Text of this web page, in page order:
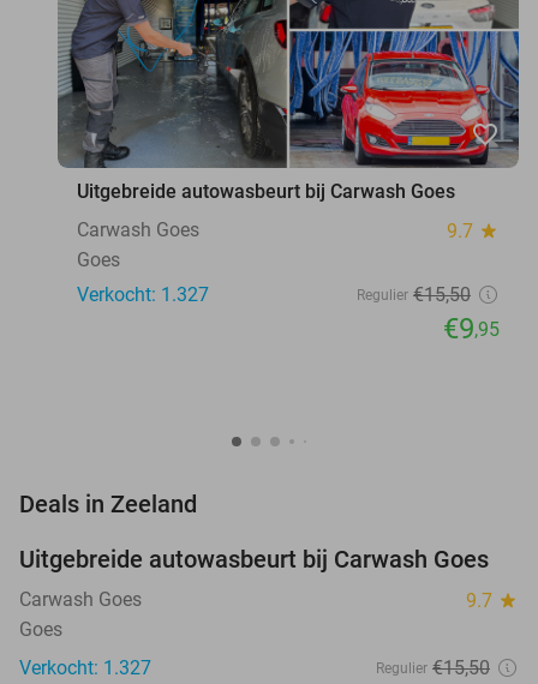
favorite_border
Uitgebreide autowasbeurt bij Carwash Goes
Carwash Goes
9.7 star
Goes
Verkocht: 1.327
Regulier €15,50
€9,95
Deals in Zeeland
36%
Uitgebreide autowasbeurt bij Carwash Goes
Carwash Goes 9.7 star
Goes
Verkocht: 1.327
Regulier €15,50